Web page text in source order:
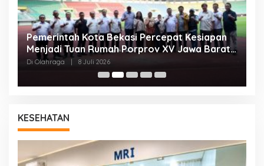
Pemerintah Kota Bekasi Percepat Kesiapan
Menjadi Tuan Rumah Porprov XV Jawa Barat
2026
Di Olahraga 8 Juli 2026
KESEHATAN